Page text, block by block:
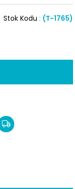
(T-1765)
Stok Kodu